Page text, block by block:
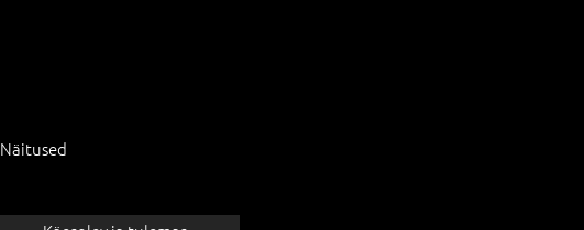
Näitused